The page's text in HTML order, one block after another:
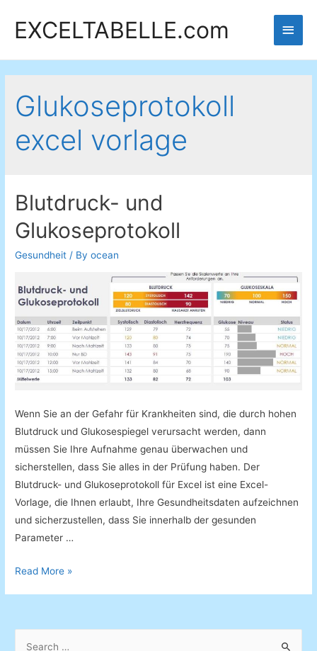
EXCELTABELLE.com
Main
Glukoseprotokoll
excel vorlage
Blutdruck- und
Glukoseprotokoll
Gesundheit / Byocean
Wenn Sie an der Gefahr für Krankheiten sind, die durch hohen
Blutdruck und Glukosespiegel verursacht werden, dann
müssen Sie Ihre Aufnahme genau überwachen und
sicherstellen, dass Sie alles in der Prüfung haben. Der
Blutdruck- und Glukoseprotokoll für Excel ist eine Excel-
Vorlage, die Ihnen erlaubt, Ihre Gesundheitsdaten aufzeichnen
und sicherzustellen, dass Sie innerhalb der gesunden
Parameter …
Blutdruck-
Read More »